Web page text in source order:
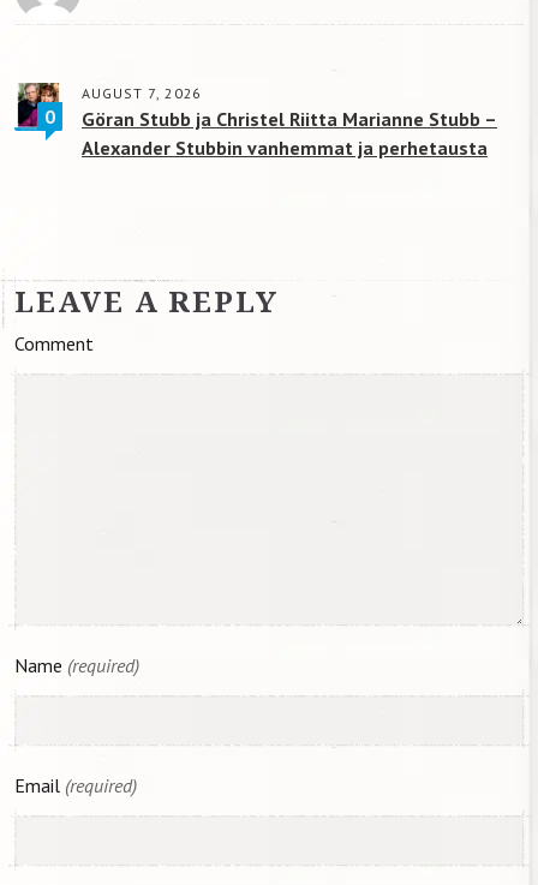
0
AUGUST 7, 2026
Göran Stubb ja Christel Riitta Marianne Stubb –
Alexander Stubbin vanhemmat ja perhetausta
LEAVE A REPLY
Comment
Name (required)
Email (required)